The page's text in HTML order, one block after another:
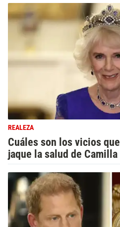
REALEZA
Cuáles son los vicios
jaque la salud de